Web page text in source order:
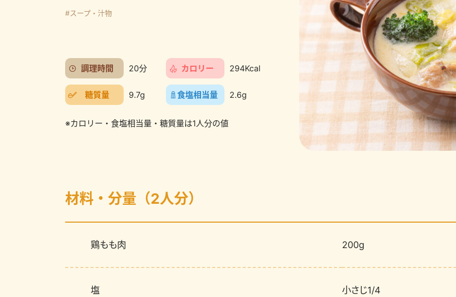
#スープ・汁物
調理時間 20分 カロリー 294Kcal
糖質量 9.7g 食塩相当量 2.6g
※カロリー・食塩相当量・糖質量は1人分の値
材料・分量（2人分）
鶏もも肉 200g
塩 小さじ1/4